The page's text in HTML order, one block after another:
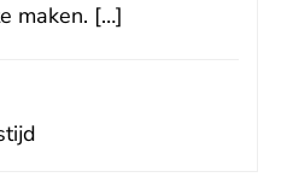
maken. […]